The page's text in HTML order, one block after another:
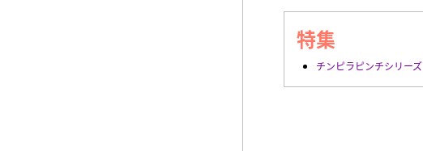
特集
チンピラピンチシリーズ